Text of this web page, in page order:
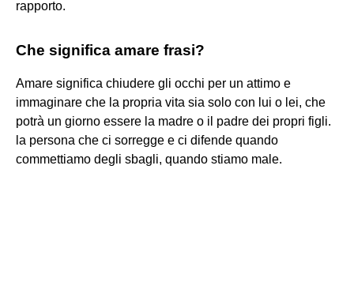
rapporto.
Che significa amare frasi?
Amare significa chiudere gli occhi per un attimo e
immaginare che la propria vita sia solo con lui o lei, che
potrà un giorno essere la madre o il padre dei propri figli.
la persona che ci sorregge e ci difende quando
commettiamo degli sbagli, quando stiamo male.